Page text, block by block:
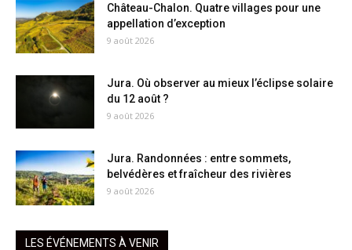
Château-Chalon. Quatre villages pour une
appellation d’exception
9 août 2026
Jura. Où observer au mieux l’éclipse solaire
du 12 août ?
9 août 2026
Jura. Randonnées : entre sommets,
belvédères et fraîcheur des rivières
9 août 2026
LES ÉVÉNEMENTS À VENIR